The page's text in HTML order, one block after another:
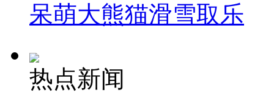
呆萌大熊猫滑雪取乐
热点新闻